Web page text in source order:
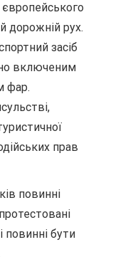
європейського
дорожній рух.
засіб
включеним
фар.
прав
повинні
повинні бути